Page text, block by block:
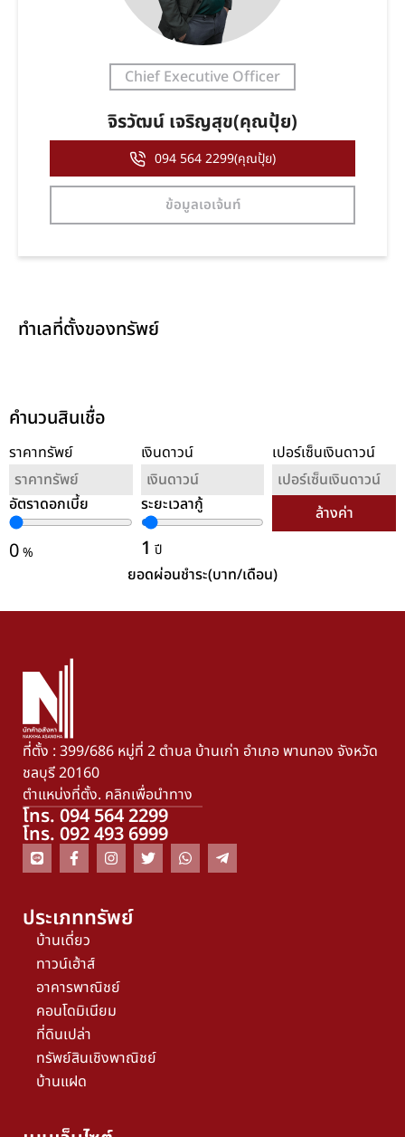
Chief Executive Officer
จิรวัฒน์ เจริญสุข(คุณปุ้ย)
094 564 2299(คุณปุ้ย)
ข้อมูลเอเจ้นท์
ทำเลที่ตั้งของทรัพย์
คำนวนสินเชื่อ
ราคาทรัพย์ เงินดาวน์ เปอร์เซ็นเงินดาวน์
อัตราดอกเบี้ย
0%
ระยะเวลากู้
1 ปี
ล้างค่า
ยอดผ่อนชำระ(บาท/เดือน)
ที่ตั้ง : 399/686 หมู่ที่ 2 ตำบล บ้านเก่า อำเภอ พานทอง จังหวัด
ชลบุรี 20160
ตำแหน่งที่ตั้ง. คลิกเพื่อนำทาง
โทร. 094 564 2299
โทร. 092 493 6999
ประเภททรัพย์
บ้านเดี่ยว
ทาวน์เฮ้าส์
อาคารพาณิชย์
คอนโดมิเนียม
ที่ดินเปล่า
ทรัพย์สินเชิงพาณิชย์
บ้านแฝด